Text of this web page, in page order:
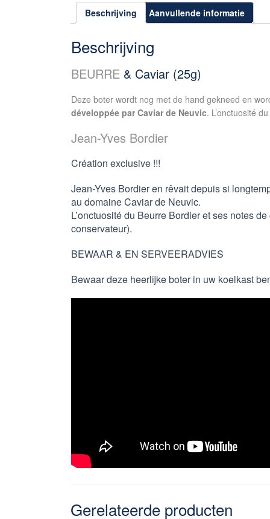
Beschrijving Aanvullende informatie
Beschrijving
BEURRE & Caviar (25g)
Deze boter wordt nog met de hand gekneed en
développée par Caviar de Neuvic. L’onctuosité
Jean-Yves Bordier
Création exclusive !!!
Jean-Yves Bordier en rêvait depuis si
au domaine Caviar de Neuvic.
L’onctuosité du Beurre Bordier et ses notes
conservateur).
BEWAAR & EN SERVEERADVIES
Bewaar deze heerlijke boter in uw koelkast
Gerelateerde producten